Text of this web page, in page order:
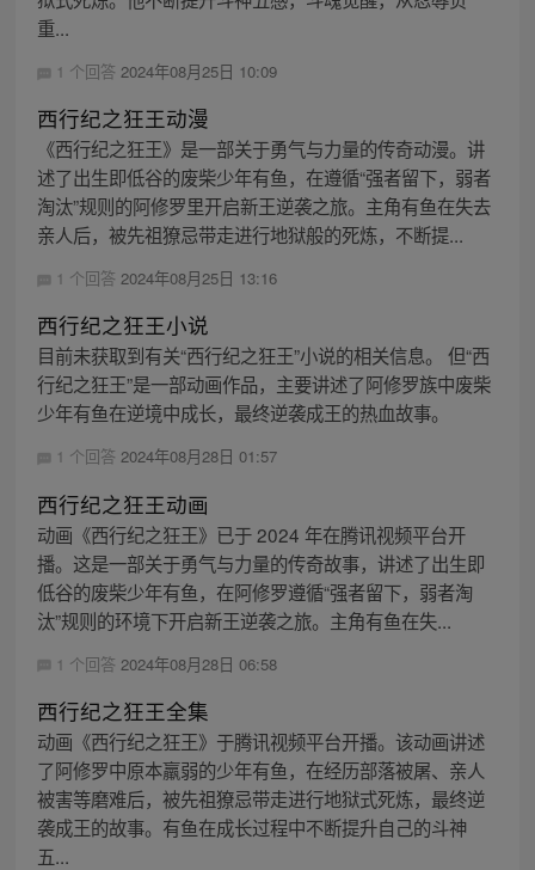
重...
1 个回答 2024年08月25日 10:09
西行纪之狂王动漫
《西行纪之狂王》是一部关于勇气与力量的传奇动漫。讲
述了出生即低谷的废柴少年有鱼，在遵循“强者留下，弱者
淘汰”规则的阿修罗里开启新王逆袭之旅。主角有鱼在失去
亲人后，被先祖獠忌带走进行地狱般的死炼，不断提...
1 个回答 2024年08月25日 13:16
西行纪之狂王小说
目前未获取到有关“西行纪之狂王”小说的相关信息。 但“西
行纪之狂王”是一部动画作品，主要讲述了阿修罗族中废柴
少年有鱼在逆境中成长，最终逆袭成王的热血故事。
1 个回答 2024年08月28日 01:57
西行纪之狂王动画
动画《西行纪之狂王》已于 2024 年在腾讯视频平台开
播。这是一部关于勇气与力量的传奇故事，讲述了出生即
低谷的废柴少年有鱼，在阿修罗遵循“强者留下，弱者淘
汰”规则的环境下开启新王逆袭之旅。主角有鱼在失...
1 个回答 2024年08月28日 06:58
西行纪之狂王全集
动画《西行纪之狂王》于腾讯视频平台开播。该动画讲述
了阿修罗中原本羸弱的少年有鱼，在经历部落被屠、亲人
被害等磨难后，被先祖獠忌带走进行地狱式死炼，最终逆
袭成王的故事。有鱼在成长过程中不断提升自己的斗神
五...